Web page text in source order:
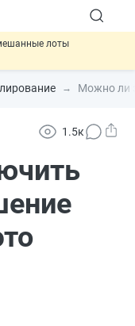
лоты
вкладов физлиц из
патента
Можно ли
1.5к